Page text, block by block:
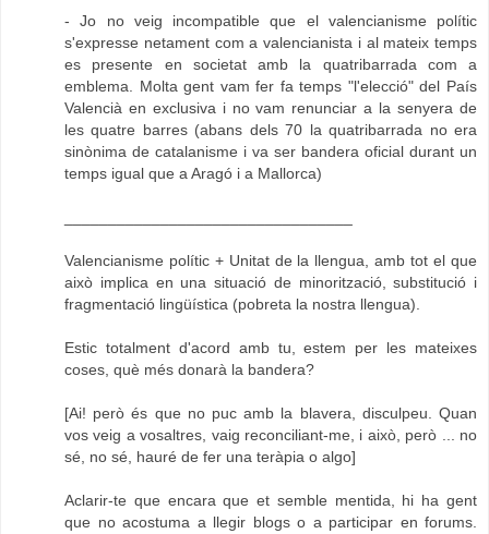
- Jo no veig incompatible que el valencianisme polític
s'expresse netament com a valencianista i al mateix temps
es presente en societat amb la quatribarrada com a
emblema. Molta gent vam fer fa temps "l'elecció" del País
Valencià en exclusiva i no vam renunciar a la senyera de
les quatre barres (abans dels 70 la quatribarrada no era
sinònima de catalanisme i va ser bandera oficial durant un
temps igual que a Aragó i a Mallorca)
Valencianisme polític + Unitat de la llengua, amb tot el que
això implica en una situació de minorització, substitució i
fragmentació lingüística (pobreta la nostra llengua).
Estic totalment d'acord amb tu, estem per les mateixes
coses, què més donarà la bandera?
[Ai! però és que no puc amb la blavera, disculpeu. Quan
vos veig a vosaltres, vaig reconciliant-me, i això, però ... no
sé, no sé, hauré de fer una teràpia o algo]
Aclarir-te que encara que et semble mentida, hi ha gent
que no acostuma a llegir blogs o a participar en forums.